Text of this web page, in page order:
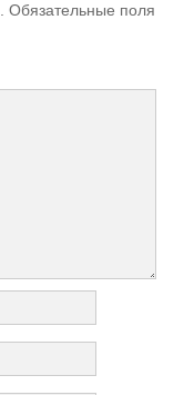
Обязательные поля